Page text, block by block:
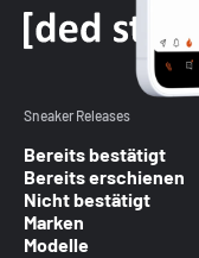
Sneaker Releases
Bereits bestätigt
Bereits erschienen
Nicht bestätigt
Marken
Modelle